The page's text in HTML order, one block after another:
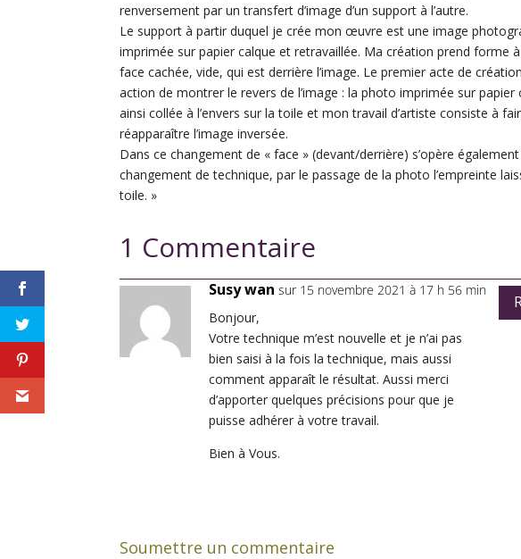
renversement par un transfert d’image d’un support à l’autre.
Le support à partir duquel je crée mon œuvre est une image
imprimée sur papier calque et retravaillée. Ma création prend forme
face cachée, vide, qui est derrière l’image. Le premier acte de
action de montrer le revers de l’image : la photo imprimée sur papier
ainsi collée à l’envers sur la toile et mon travail d’artiste consiste à
réapparaître l’image inversée.
Dans ce changement de « face » (devant/derrière) s’opère
changement de technique, par le passage de la photo l’empreinte
toile. »
1 Commentaire
Susy wan sur 15 novembre 2021 à 17 h 56 min
Bonjour,
Votre technique m’est nouvelle et je n’ai pas
bien saisi à la fois la technique, mais aussi
comment apparaît le résultat. Aussi merci
d’apporter quelques précisions pour que je
puisse adhérer à votre travail.
Bien à Vous.
Soumettre un commentaire